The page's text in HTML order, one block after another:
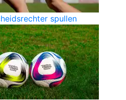
spullen